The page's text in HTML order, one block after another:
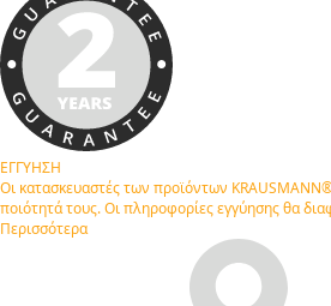
ΕΓΓΥΗΣΗ
Οι κατασκευαστές των προϊόντων KRAUSMANN®
ποιότητά τους. Οι πληροφορίες εγγύησης θα
Περισσότερα